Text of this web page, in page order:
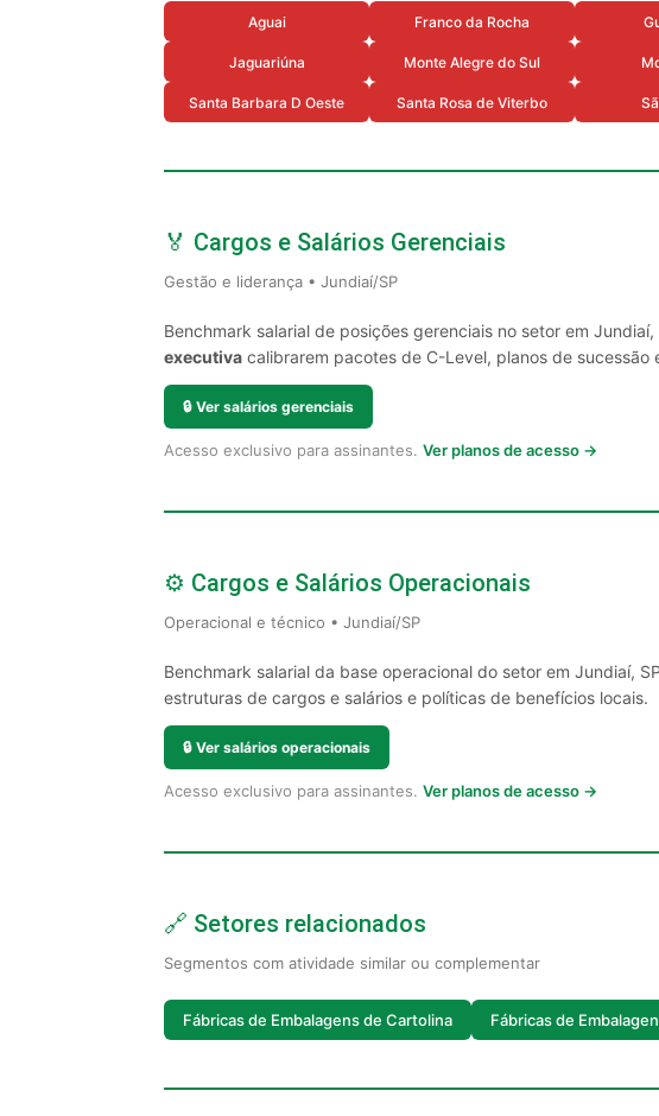
Aguai Franco da Rocha
Jaguariúna Monte Alegre do Sul
Santa Barbara D Oeste Santa Rosa de Viterbo
🏅 Cargos e Salários Gerenciais
Gestão e liderança • Jundiaí/SP
Benchmark salarial de posições gerenciais no setor em
executiva calibrarem pacotes de C-Level, planos de sucessão
🔒 Ver salários gerenciais
Acesso exclusivo para assinantes. Ver planos de acesso →
⚙️ Cargos e Salários Operacionais
Operacional e técnico • Jundiaí/SP
Benchmark salarial da base operacional do setor em Jundiaí,
estruturas de cargos e salários e políticas de benefícios locais.
🔒 Ver salários operacionais
Acesso exclusivo para assinantes. Ver planos de acesso →
🔗 Setores relacionados
Segmentos com atividade similar ou complementar
Fábricas de Embalagens de Cartolina Fábricas de